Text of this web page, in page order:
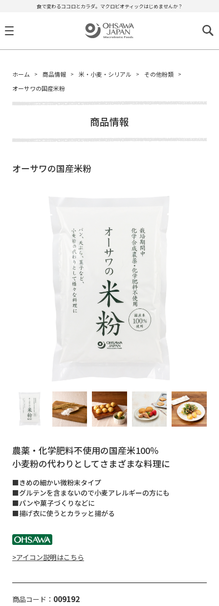
食で変わるココロとカラダ。マクロビオティックはじめませんか？
ホーム 商品情報 米・小麦・シリアル
その他粉類
オーサワの国産米粉
商品情報
オーサワの国産米粉
農薬・化学肥料不使用の国産米100％
小麦粉の代わりとしてさまざまな料理に
■きめの細かい微粉末タイプ
■グルテンを含まないので小麦アレルギーの方にも
■パンや菓子づくりなどに
■揚げ衣に使うとカラッと揚がる
>アイコン説明はこちら
商品コード： 009192